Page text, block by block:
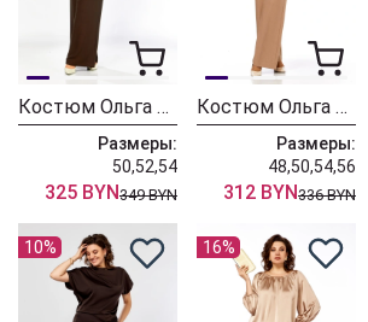
Костюм Ольга Стиль С968 бежево-коричневый
Размеры:
50,52,54
325 BYN349 BYN
Костюм Ольга Стиль С946 светло-коричневый
Размеры:
48,50,54,56
312 BYN336 BYN
10% 16%